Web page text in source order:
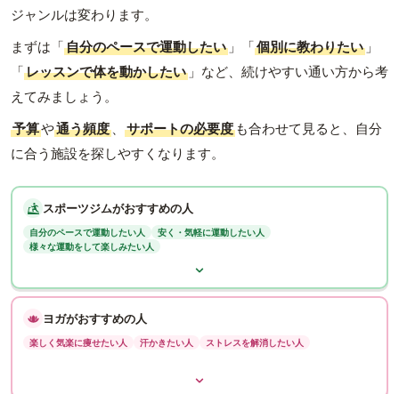
ジャンルは変わります。
まずは「自分のペースで運動したい 」「個別に教わりたい 」
「レッスンで体を動かしたい 」など、続けやすい通い方から考
えてみましょう。
予算や通う頻度 、 サポートの必要度 も合わせて見ると、自分
に合う施設を探しやすくなります。
スポーツジムがおすすめの人
自分のペースで運動したい人
安く・気軽に運動したい人
様々な運動をして楽しみたい人
ヨガがおすすめの人
楽しく気楽に痩せたい人 汗かきたい人 ストレスを解消したい人